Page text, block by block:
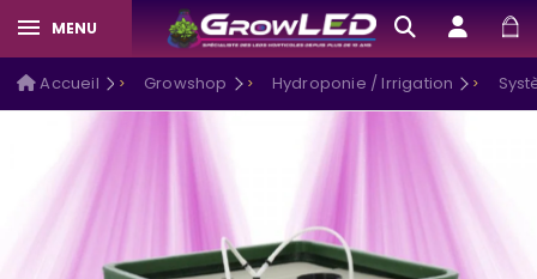
MENU
Accueil Growshop Hydroponie / Irrigation